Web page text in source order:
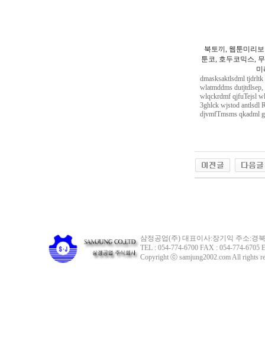
북토끼, 웹툰미리
툰코, 호두코믹스,
미
dmasksaktlsdml
wlatmddms
wlqckrdmf qjfuTejsl
3ghlck wjstod antlsdl
djvmfTmsms qkadml
삼정공업(주) 대표이사:장기익 주소:경
TEL : 054-774-6700 FAX : 054-774-6705
Copyright ⓒ samjung2002.com All rights